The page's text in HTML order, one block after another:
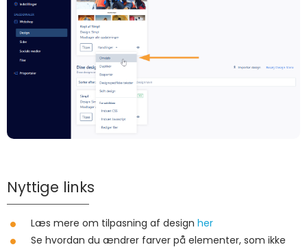
Nyttige links
Læs mere om tilpasning af design her
Se hvordan du ændrer farver på elementer, som ikke